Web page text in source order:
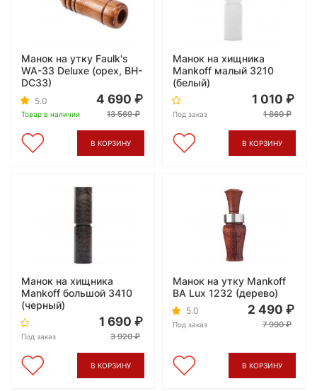
Манок на утку Faulk's
WA-33 Deluxe (орех, BH-
DC33)
5.0
Товар в наличии
4 690
13 569
В КОРЗИНУ
Манок на хищника
Mankoff малый 3210
(белый)
Под заказ
1 010
1 860
В КОРЗИНУ
Манок на хищника
Mankoff большой 3410
(черный)
Под заказ
1 690
3 920
В КОРЗИНУ
Манок на утку Mankoff
ВА Lux 1232 (дерево)
5.0
Под заказ
2 490
7 990
В КОРЗИНУ